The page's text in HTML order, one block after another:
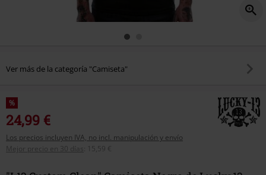
Ver más de la categoría "Camiseta"
%
24,99 €
Los precios incluyen IVA, no incl. manipulación y envío
Mejor precio en 30 días
15,59 €